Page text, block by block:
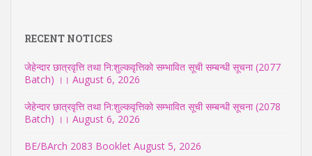
RECENT NOTICES
जेहेन्दार छात्रवृत्ति तथा नि:शुल्कवृत्तिको सम्भावित सूची सम्बन्धी सूचना (2077
Batch) ।। August 6, 2026
जेहेन्दार छात्रवृत्ति तथा नि:शुल्कवृत्तिको सम्भावित सूची सम्बन्धी सूचना (2078
Batch) ।। August 6, 2026
BE/BArch 2083 Booklet August 5, 2026